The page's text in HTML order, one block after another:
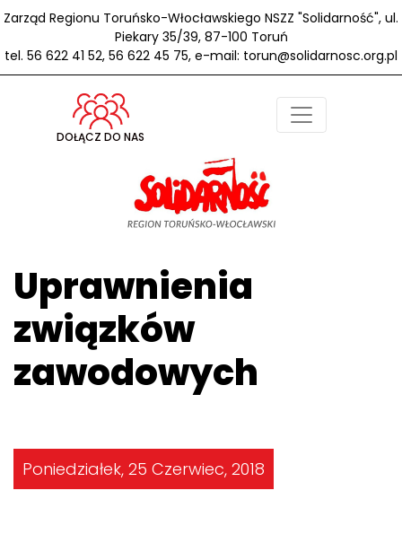
Zarząd Regionu Toruńsko-Włocławskiego NSZZ "Solidarność", ul.
Piekary 35/39, 87-100 Toruń
tel. 56 622 41 52, 56 622 45 75, e-mail: torun@solidarnosc.org.pl
DOŁĄCZ DO NAS
Uprawnienia
związków
zawodowych
Poniedziałek, 25 Czerwiec, 2018